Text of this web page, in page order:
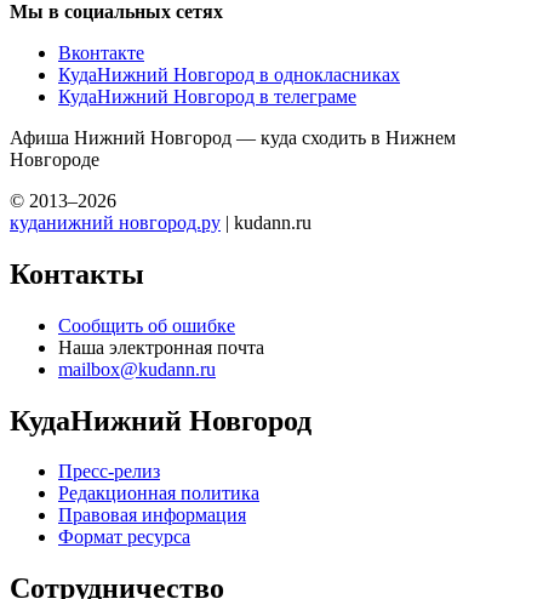
Мы в социальных сетях
Вконтакте
КудаНижний Новгород в однокласниках
КудаНижний Новгород в телеграме
Афиша Нижний Новгород — куда сходить в Нижнем
Новгороде
© 2013–2026
куданижний новгород.ру | kudann.ru
Контакты
Сообщить об ошибке
Наша электронная почта
mailbox@kudann.ru
КудаНижний Новгород
Пресс-релиз
Редакционная политика
Правовая информация
Формат ресурса
Сотрудничество